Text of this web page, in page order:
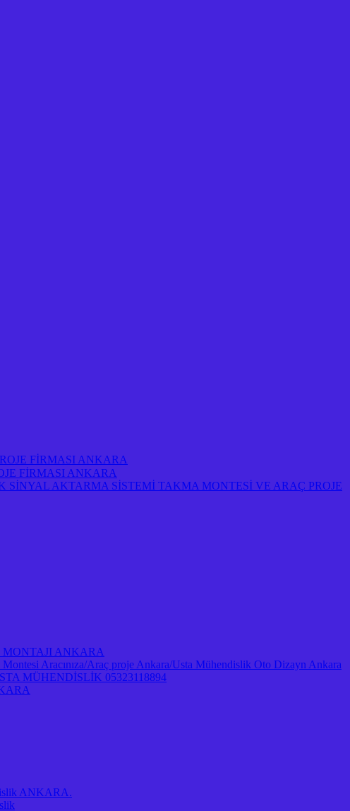
FİRMASI ANKARA
FİRMASI ANKARA
AKTARMA SİSTEMİ TAKMA MONTESİ VE ARAÇ PROJE
MONTAJI ANKARA
Aracınıza/Araç proje Ankara/Usta Mühendislik Oto Dizayn Ankara
MÜHENDİSLİK 05323118894
ANKARA.